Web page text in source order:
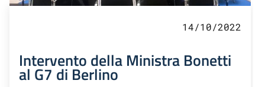
14/10/2022
Intervento della Ministra Bonetti
al G7 di Berlino